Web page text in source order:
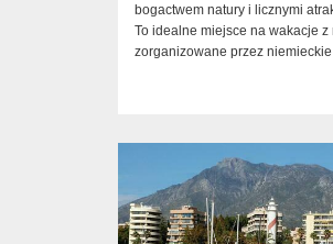
bogactwem natury i licznymi
To idealne miejsce na wakacje z
zorganizowane przez